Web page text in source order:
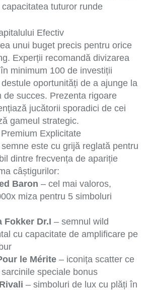
tuturor runde
Efectiv
unui buget precis pentru orice
Experții recomandă divizarea
minimum 100 de investiții
oportunități de a ajunge la
de succes. Prezenta rigoare
jucătorii sporadici de cei
gameul strategic.
Explicitate
este cu grijă reglată pentru
dintre frecvența de apariție
câștigurilor:
Baron – cel mai valoros,
miza pentru 5 simboluri
Fokker Dr.I – semnul wild
cu capacitate de amplificare pe
le Mérite – iconița scatter ce
speciale bonus
– simboluri de lux cu plăți în